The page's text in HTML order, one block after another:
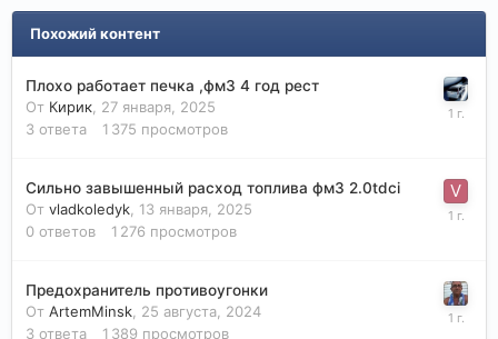
Похожий контент
Плохо работает печка ,фм3 4 год рест
От Кирик, 27 января, 2025
3 ответа 1 375 просмотров
Сильно завышенный расход топлива фм3 2.0tdci
От vladkoledyk, 13 января, 2025
0 ответов 1 276 просмотров
Предохранитель противоугонки
От ArtemMinsk, 25 августа, 2024
3 ответа 1 389 просмотров